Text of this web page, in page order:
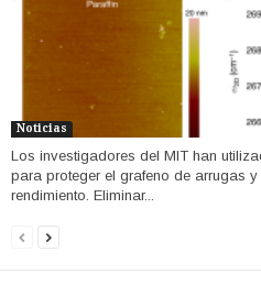
Noticias
Los investigadores del MIT han
para proteger el grafeno de arrugas
rendimiento. Eliminar...